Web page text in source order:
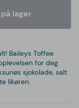
lager
Baileys Toffee
for deg
sjokolade, salt
likøren.